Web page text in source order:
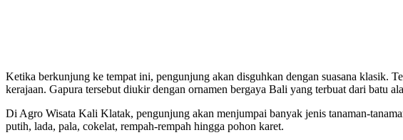
Ketika berkunjung ke tempat ini, pengunjung akan disguhkan dengan suasana klasik.
kerajaan. Gapura tersebut diukir dengan ornamen bergaya Bali yang terbuat dari batu
Di Agro Wisata Kali Klatak, pengunjung akan menjumpai banyak jenis tanaman-
putih, lada, pala, cokelat, rempah-rempah hingga pohon karet.